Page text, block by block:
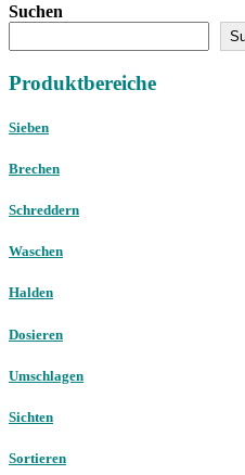
Suchen
Produktbereiche
Sieben
Brechen
Schreddern
Waschen
Halden
Dosieren
Umschlagen
Sichten
Sortieren